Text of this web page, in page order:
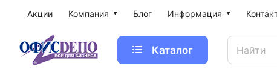
Акции Компания Блог Информация
Каталог